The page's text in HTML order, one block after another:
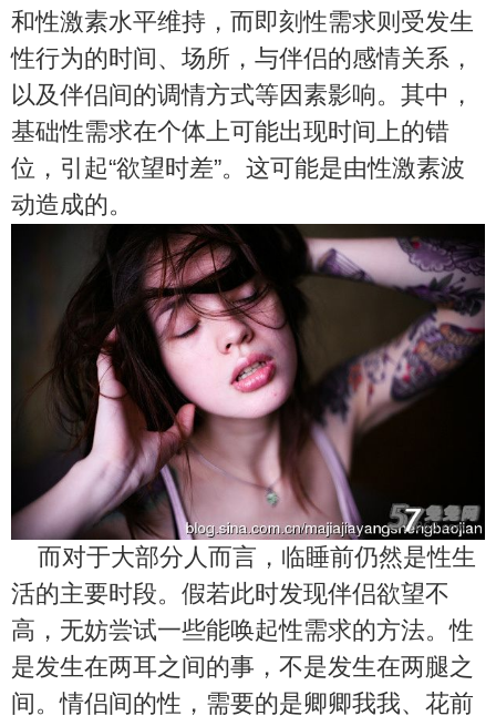
和性激素水平维持，而即刻性需求则受发生
性行为的时间、场所，与伴侣的感情关系，
以及伴侣间的调情方式等因素影响。其中，
基础性需求在个体上可能出现时间上的错
位，引起“欲望时差”。这可能是由性激素波
动造成的。
而对于大部分人而言，临睡前仍然是性生
活的主要时段。假若此时发现伴侣欲望不
高，无妨尝试一些能唤起性需求的方法。性
是发生在两耳之间的事，不是发生在两腿之
间。情侣间的性，需要的是卿卿我我、花前